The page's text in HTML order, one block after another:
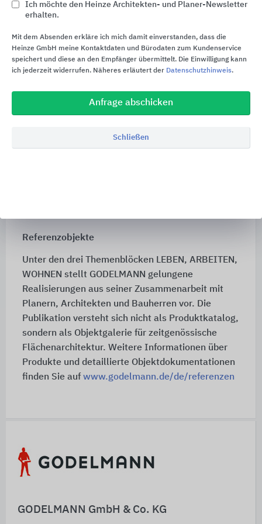
GODELMANN GmbH & Co. KG
Qualitätsbewusstsein, zukunftsweisende
und maßgeschneiderte Lösungen. Der enge
Austausch mit Planern und Architekten sowie die
gemeinsame Entwicklung von Formen, Farben und
als kreativ und äußerst gestaltungswillig aus.
Umweltpreisen bestätigen das Unternehmen auf
Referenzobjekte
Unter den drei Themenblöcken LEBEN, ARBEITEN,
WOHNEN stellt GODELMANN gelungene
Realisierungen aus seiner Zusammenarbeit mit
Planern, Architekten und Bauherren vor. Die
Publikation versteht sich nicht als Produktkatalog,
sondern als Objektgalerie für zeitgenössische
Flächenarchitektur. Weitere Informationen über
Produkte und detaillierte Objektdokumentationen
finden Sie aufwww.godelmann.de/de/referenzen
Schnelleinstiege
Ich möchte den Heinze Architekten- und Planer-Newsletter
erhalten.
Mit dem Absenden erkläre ich mich damit einverstanden, dass die
Heinze GmbH meine Kontaktdaten und Bürodaten zum Kundenservice
speichert und diese an den Empfänger übermittelt. Die Einwilligung kann
ich jederzeit widerrufen. Näheres erläutert der Datenschutzhinweis.
Anfrage abschicken
Schließen